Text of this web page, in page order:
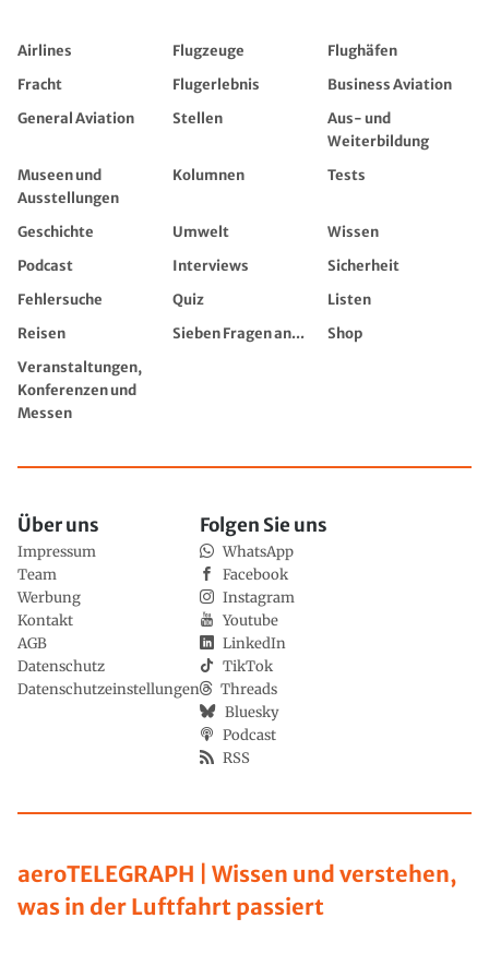
Airlines Flugzeuge
Flughäfen
Fracht
Flugerlebnis
Business Aviation
General Aviation
Stellen
Aus- und
Weiterbildung
Museen und
Ausstellungen
Kolumnen Tests
Geschichte Umwelt
Wissen
Podcast
Interviews
Sicherheit
Fehlersuche
Quiz
Listen
Reisen
Sieben Fragen an...
Shop
Veranstaltungen,
Konferenzen und
Messen
aeroTELEGRAPH | Wissen und verstehen,
was in der Luftfahrt passiert
Über uns
Impressum
Team
Werbung
Kontakt
AGB
Datenschutz
Datenschutzeinstellungen
Folgen Sie uns
WhatsApp
Facebook
Instagram
Youtube
LinkedIn
TikTok
Threads
Bluesky
Podcast
RSS